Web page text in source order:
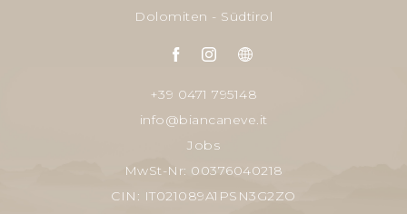
Dolomiten - Südtirol
+39 0471 795148
info@biancaneve.it
Jobs
MwSt-Nr: 00376040218
CIN: IT021089A1PSN3G2ZO